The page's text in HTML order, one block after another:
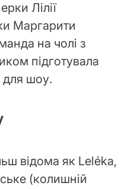
Лілії
Маргарити
на чолі з
підготувала
шоу.
відома як Leléka,
(колишній